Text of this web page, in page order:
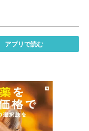
アプリで読む